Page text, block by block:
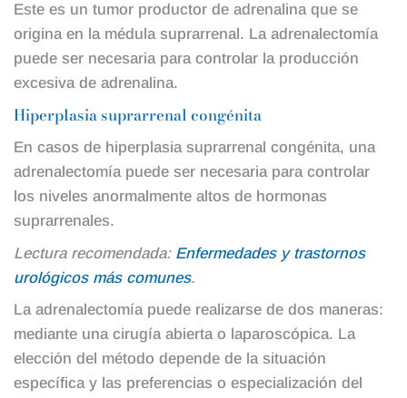
Este es un tumor productor de adrenalina que se
origina en la médula suprarrenal. La adrenalectomía
puede ser necesaria para controlar la producción
excesiva de adrenalina.
Hiperplasia suprarrenal congénita
En casos de hiperplasia suprarrenal congénita, una
adrenalectomía puede ser necesaria para controlar
los niveles anormalmente altos de hormonas
suprarrenales.
Lectura recomendada: Enfermedades y trastornos
urológicos más comunes.
La adrenalectomía puede realizarse de dos maneras:
mediante una cirugía abierta o laparoscópica. La
elección del método depende de la situación
específica y las preferencias o especialización del